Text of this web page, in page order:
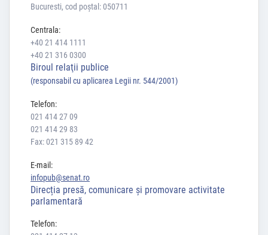
Bucuresti, cod poștal: 050711
Centrala:
+40 21 414 1111
+40 21 316 0300
Biroul relaţii publice
(responsabil cu aplicarea Legii nr. 544/2001)
Telefon:
021 414 27 09
021 414 29 83
Fax: 021 315 89 42
E-mail:
infopub@senat.ro
Direcția presă, comunicare și promovare activitate
parlamentară
Telefon: